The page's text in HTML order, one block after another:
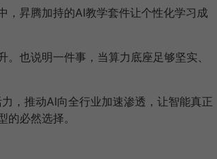
，昇腾加持的AI教学套件让个性化学习成
也说明一件事，当算力底座足够坚实、
，推动AI向全行业加速渗透，让智能真正
必然选择。